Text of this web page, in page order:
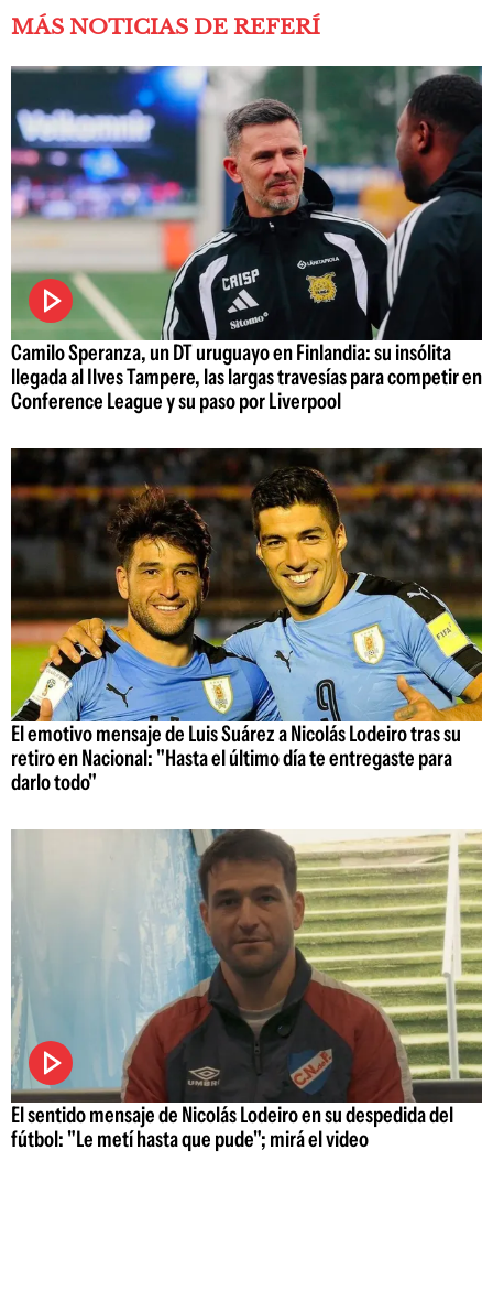
MÁS NOTICIAS DE REFERÍ
Camilo Speranza, un DT uruguayo en Finlandia: su insólita
llegada al Ilves Tampere, las largas travesías para competir en
Conference League y su paso por Liverpool
El emotivo mensaje de Luis Suárez a Nicolás Lodeiro tras su
retiro en Nacional: "Hasta el último día te entregaste para
darlo todo"
El sentido mensaje de Nicolás Lodeiro en su despedida del
fútbol: "Le metí hasta que pude"; mirá el video